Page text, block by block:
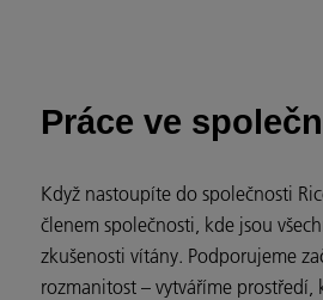
Práce ve
Když nastoupíte do společnosti
členem společnosti, kde jsou
zkušenosti vítány. Podporujeme
rozmanitost – vytváříme prostředí,